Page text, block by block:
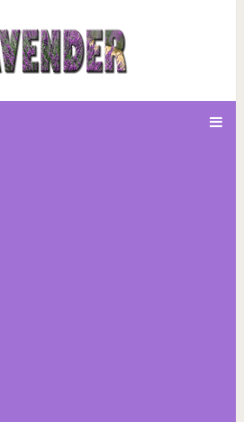
Семья нашла еле живого
показать